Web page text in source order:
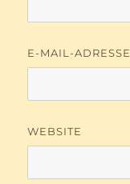
E-MAIL-ADRESSE
WEBSITE